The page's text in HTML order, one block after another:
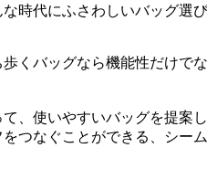
時代にふさわしいバッグ選
くバッグなら機能性だけで
使いやすいバッグを提案
なぐことができる、シー